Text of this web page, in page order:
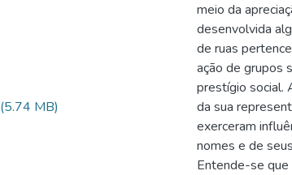
(5.74 MB)
meio da
desenvolvida
de ruas
ação de grupos
prestígio social.
da sua
exerceram
nomes e de
Entende-se que